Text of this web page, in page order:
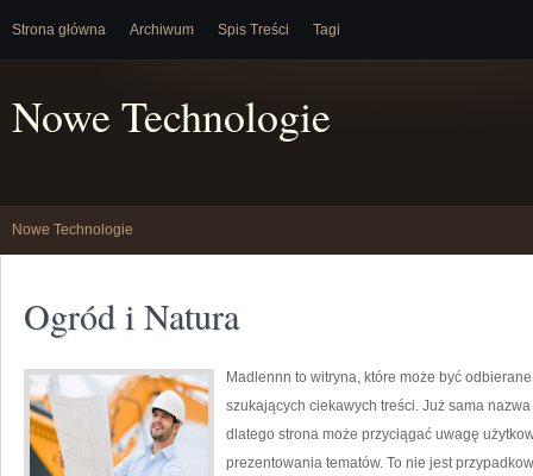
Strona główna Archiwum Spis Treści Tagi
Nowe Technologie
Nowe Technologie
Ogród i Natura
Madlennn to witryna, które może być
szukających ciekawych treści. Już sama
dlatego strona może przyciągać uwagę
prezentowania tematów. To nie jest